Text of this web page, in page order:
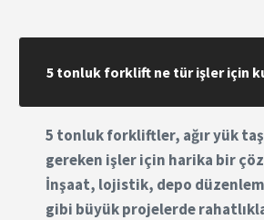
5 tonluk forklift ne tür işler için
5 tonluk forkliftler, ağır yük
gereken işler için harika bir
İnşaat, lojistik, depo
gibi büyük projelerde